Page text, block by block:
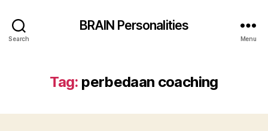
Search
BRAIN Personalities
Menu
Tag: perbedaan coaching